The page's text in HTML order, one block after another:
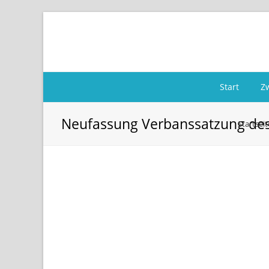
Start
Neufassung Verbanssatzung